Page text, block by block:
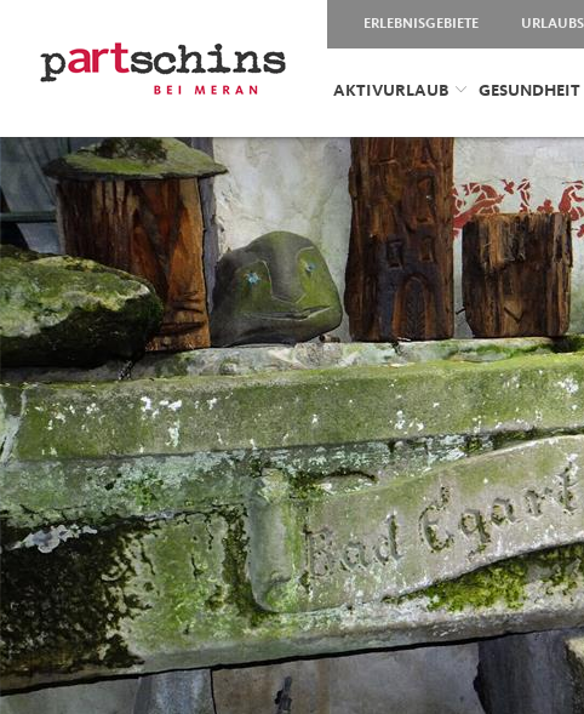
ERLEBNISGEBIETE
AKTIVURLAUB GESUNDHEIT